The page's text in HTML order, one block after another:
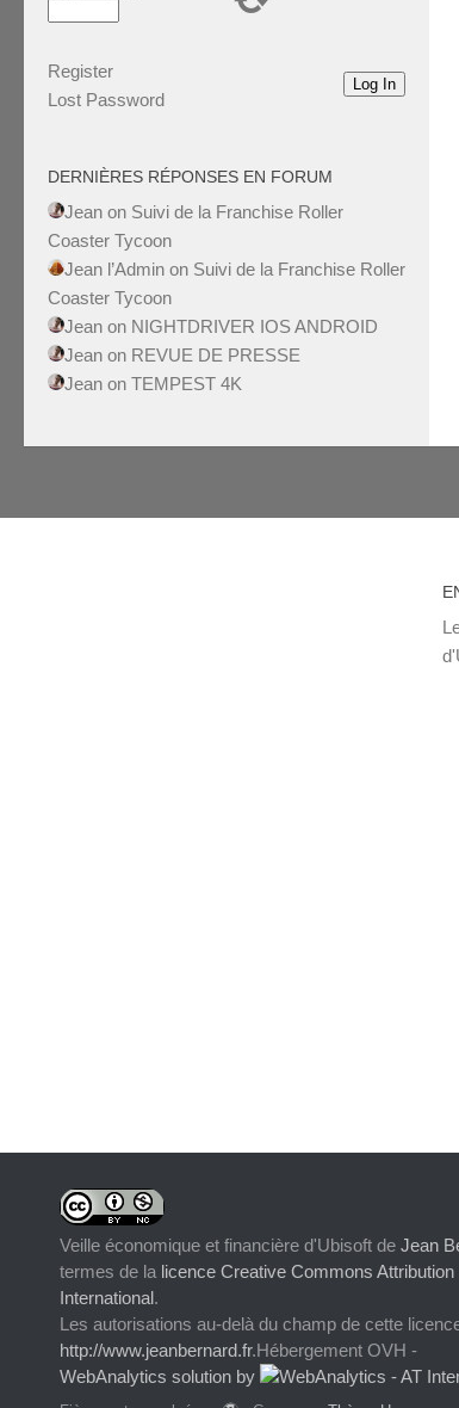
Log In
Register
Lost Password
DERNIÈRES RÉPONSES EN FORUM
Jean on Suivi de la Franchise Roller
Coaster Tycoon
Jean l’Admin on Suivi de la Franchise Roller
Coaster Tycoon
Jean on NIGHTDRIVER IOS ANDROID
Jean on REVUE DE PRESSE
Jean on TEMPEST 4K
Veille économique et financière d'Ubisoft de Jean
termes de la licence Creative Commons
International.
Les autorisations au-delà du champ de cette
http://www.jeanbernard.fr.Hébergement OVH -
WebAnalytics solution by